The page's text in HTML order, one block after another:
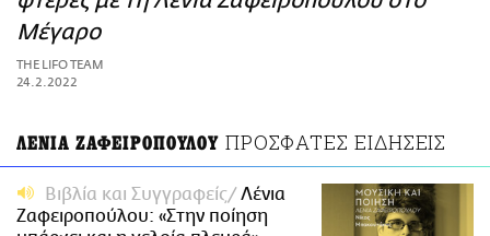
ΑΜΠΑ
PRINT
Μέγαρο
THE LIFO TEAM
24.2.2022
ΛΕΝΙΑ ΖΑΦΕΙΡΟΠΟΥΛΟΥ ΠΡΟΣΦΑΤΕΣ ΕΙΔΗΣΕΙΣ
Βιβλία και Συγγραφείς
Λένια
Ζαφειροπούλου: «Στην ποίηση